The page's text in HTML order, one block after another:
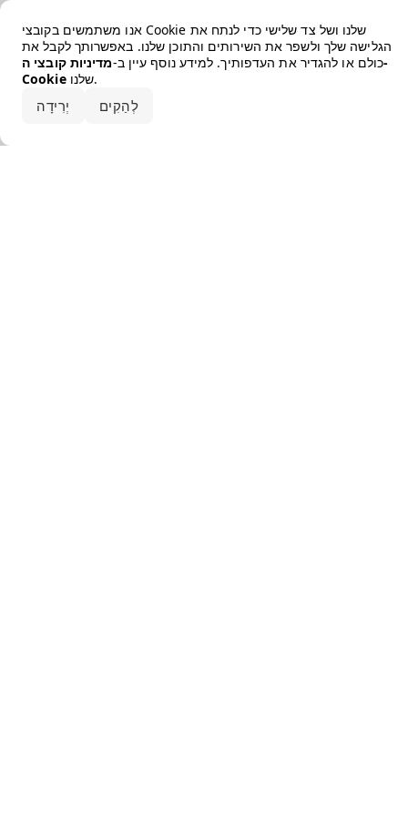
אנו משתמשים בקובצי Cookie שלנו ושל צד שלישי כדי לנתח את
הגלישה שלך ולשפר את השירותים והתוכן שלנו. באפשרותך לקבל את
כולם או להגדיר את העדפותיך. למידע נוסף עיין ב-מדיניות קובצי ה-
Cookie
שלנו.
יְרִידָה לְהַקִים
Error loading the brand